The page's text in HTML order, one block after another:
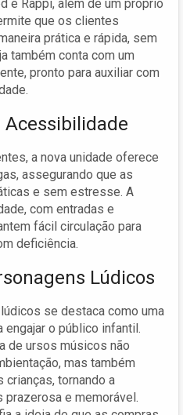
e Rappi, além de um próprio
que os clientes
prática e rápida, sem
também conta com um
pronto para auxiliar com
Acessibilidade
a nova unidade oferece
assegurando que as
e sem estresse. A
com entradas e
fácil circulação para
deficiência.
Lúdicos
se destaca como uma
o público infantil.
de ursos músicos não
mas também
crianças, tornando a
prazerosa e memorável.